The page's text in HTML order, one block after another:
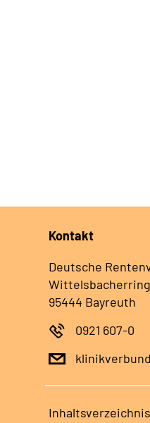
Kontakt
Deutsche
Wittelsbacherring
95444 Bayreuth
0921 607-0
Inhaltsverzeichnis